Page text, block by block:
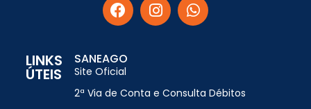
LINKS
ÚTEIS
SANEAGO
Site Oficial
2ª Via de Conta e Consulta Débitos